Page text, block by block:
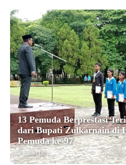
13 Pemuda Berprestasi
dari Bupati Zulkarnain di
Pemuda ke-97
9 bulan lalu